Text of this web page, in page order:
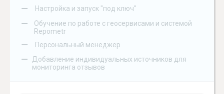
– Настройка и запуск "под ключ"
–
Обучение по работе с геосервисами и системой
Repometr
– Персональный менеджер
–
Добавление индивидуальных источников для
мониторинга отзывов